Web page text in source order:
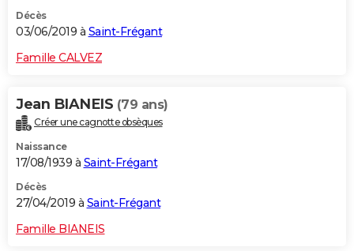
Décès
03/06/2019 à Saint-Frégant
Famille CALVEZ
Jean BIANEIS (79 ans)
Créer une cagnotte obsèques
Naissance
17/08/1939 à Saint-Frégant
Décès
27/04/2019 à Saint-Frégant
Famille BIANEIS